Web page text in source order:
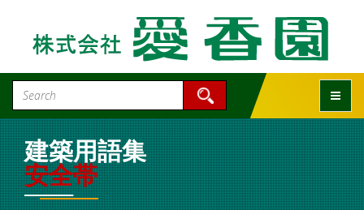
建築用語集
安全帯